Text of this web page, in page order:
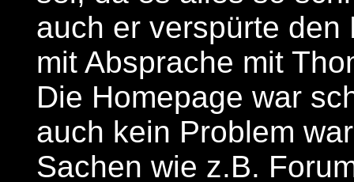
auch er verspürte
mit Absprache mit
Die Homepage war
auch kein Problem
Sachen wie z.B.